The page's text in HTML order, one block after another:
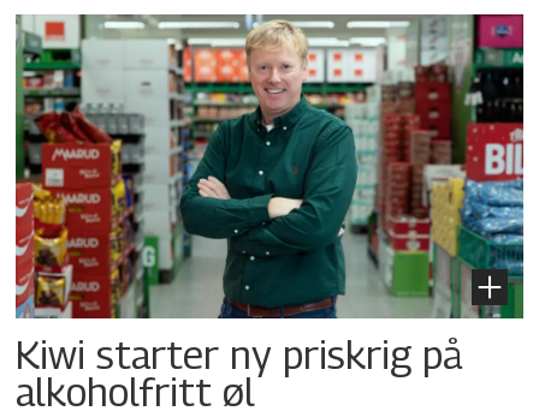
Kiwi starter ny priskrig på
alkoholfritt øl